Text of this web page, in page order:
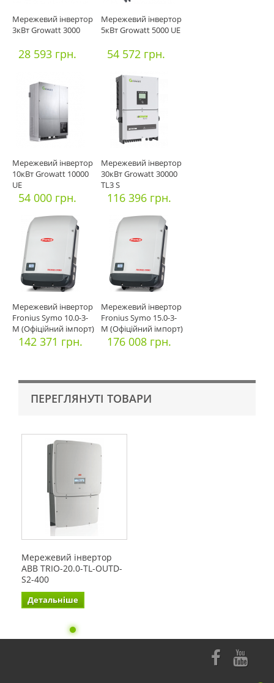
Мережевий інвертор
3кВт Growatt 3000
28 593 грн.
Мережевий інвертор
5кВт Growatt 5000 UE
54 572 грн.
Мережевий інвертор
10кВт Growatt 10000
UE
54 000 грн.
Мережевий інвертор
30кВт Growatt 30000
TL3 S
116 396 грн.
Мережевий інвертор
Fronius Symo 10.0-3-
M (Офіційний імпорт)
142 371 грн.
Мережевий інвертор
Fronius Symo 15.0-3-
M (Офіційний імпорт)
176 008 грн.
ПЕРЕГЛЯНУТІ ТОВАРИ
Мережевий інвертор
ABB TRIO-20.0-TL-OUTD-
S2-400
Детальніше